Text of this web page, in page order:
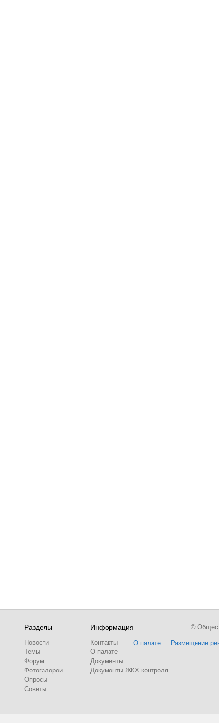
Разделы
Новости
Темы
Форум
Фотогалереи
Опросы
Советы
Информация
Контакты
О палате
Документы
Документы ЖКХ-контроля
О палате Размещение
©